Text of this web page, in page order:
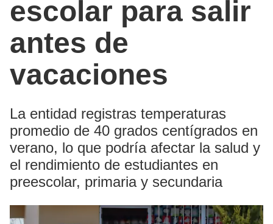
escolar para salir
antes de
vacaciones
La entidad registras temperaturas
promedio de 40 grados centígrados en
verano, lo que podría afectar la salud y
el rendimiento de estudiantes en
preescolar, primaria y secundaria